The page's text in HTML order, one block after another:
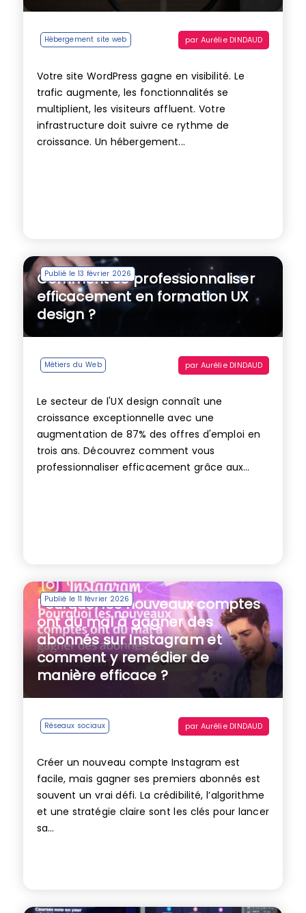
Hébergement site web par Aurélie DINDAUD
Votre site WordPress gagne en visibilité. Le
trafic augmente, les fonctionnalités se
multiplient, les visiteurs affluent. Votre
infrastructure doit suivre ce rythme de
croissance. Un hébergement...
Publié le 13 février 2026
Comment se professionnaliser
efficacement en formation UX
design ?
Métiers du Web par Aurélie DINDAUD
Le secteur de l'UX design connaît une
croissance exceptionnelle avec une
augmentation de 87% des offres d'emploi en
trois ans. Découvrez comment vous
professionnaliser efficacement grâce aux...
Publié le 11 février 2026
Pourquoi les nouveaux comptes
ont du mal à gagner des
abonnés sur Instagram et
comment y remédier de
manière efficace ?
Réseaux sociaux par Aurélie DINDAUD
Créer un nouveau compte Instagram est
facile, mais gagner ses premiers abonnés est
souvent un vrai défi. La crédibilité, l’algorithme
et une stratégie claire sont les clés pour lancer
sa...